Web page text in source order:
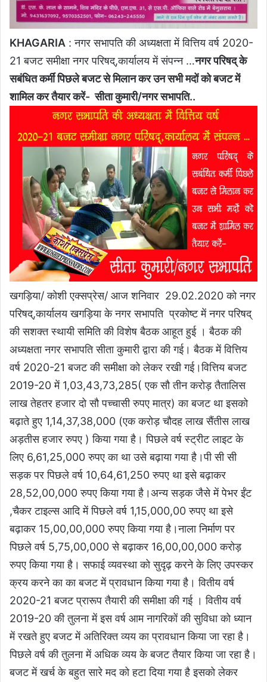
KHAGARIA : नगर सभापति की अध्यक्षता में वित्तिय वर्ष 2020-
21 बजट समीक्षा नगर परिषद्,कार्यालय में संपन्न …नगर परिषद् के
सबंधित कर्मीं पिछले बजट से मिलान कर उन सभी मदों को बजट में
शामिल कर तैयार करें- सीता कुमारी/नगर सभापति..
खगड़िया/ कोशी एक्सप्रेस/ आज शनिवार 29.02.2020 को नगर
परिषद्,कार्यालय खगड़िया के नगर सभापति प्रकोष्ट में नगर परिषद्
की सशक्त स्थायी समिति की विशेष बैठक आहूत हुई । बैठक की
अध्यक्षता नगर सभापति सीता कुमारी द्वारा की गई। बैठक में वित्तिय
वर्ष 2020-21 बजट की समीक्षा को लेकर रखी गई।वित्तिय बजट
2019-20 में 1,03,43,73,285( एक सौ तीन करोड़ तैतालिस
लाख तेहतर हजार दो सौ पच्चासी रुपए मात्र) का बजट था इसको
बढ़ाते हुए 1,14,37,38,000 (एक करोड़ चौदह लाख सैंतीस लाख
अड़तीस हजार रुपए ) किया गया है। पिछले वर्ष स्ट्रीट लाइट के
लिए 6,61,25,000 रुपए का था उसे बढ़ाया गया है।पी सी सी
सड़क पर पिछले वर्ष 10,64,61,250 रुपए था इसे बढ़ाकर
28,52,00,000 रुपए किया गया है।अन्य सड़क जैसे में पेभर ईंट
,चैकर टाइल्स आदि में पिछले वर्ष 1,15,000,00 रुपए था इसे
बढ़ाकर 15,00,00,000 रुपए किया गया है।नाला निर्माण पर
पिछले वर्ष 5,75,00,000 से बढ़ाकर 16,00,00,000 करोड़
रुपए किया गया है। सफाई व्यवस्था को सुदृढ़ करने के लिए उपस्कर
क्रय करने का का बजट में प्रावधान किया गया है। वितीय वर्ष
2020-21 बजट प्रारूप तैयारी की समीक्षा की गई । वितीय वर्ष
2019-20 की तुलना में इस वर्ष आम नागरिकों की सुविधा को ध्यान
में रखते हुए बजट में अतिरिक्त व्यय का प्रावधान किया जा रहा है।
पिछले वर्ष की तुलना में अधिक व्यय के बजट तैयार किया जा रहा है।
बजट में खर्च के बहुत सारे मद को हटा दिया गया है इसको लेकर